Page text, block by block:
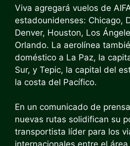
Viva agregará vuelos de
estadounidenses: Chicago,
Denver, Houston, Los
Orlando. La aerolínea
doméstico a La Paz, la
Sur, y Tepic, la capital del
la costa del Pacífico.
En un comunicado de
nuevas rutas solidifican su
transportista líder para los
internacionales entre el